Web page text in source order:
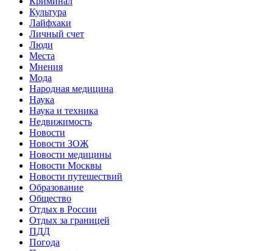
Культура
Лайфхаки
Личный счет
Люди
Места
Мнения
Мода
Народная медицина
Наука
Наука и техника
Недвижимость
Новости
Новости ЗОЖ
Новости медицины
Новости Москвы
Новости путешествий
Образование
Общество
Отдых в России
Отдых за границей
ПДД
Погода